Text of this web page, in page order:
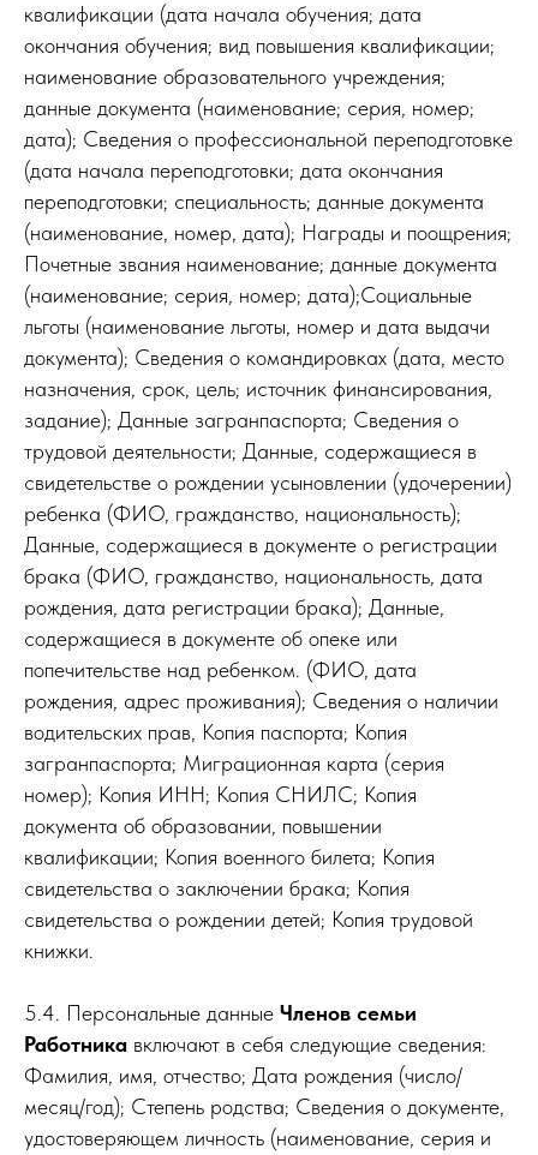
квалификации (дата начала обучения; дата
окончания обучения; вид повышения квалификации;
наименование образовательного учреждения;
данные документа (наименование; серия, номер;
дата); Сведения о профессиональной переподготовке
(дата начала переподготовки; дата окончания
переподготовки; специальность; данные документа
(наименование, номер, дата); Награды и поощрения;
Почетные звания наименование; данные документа
(наименование; серия, номер; дата);Социальные
льготы (наименование льготы, номер и дата выдачи
документа); Сведения о командировках (дата, место
назначения, срок, цель; источник финансирования,
задание); Данные загранпаспорта; Сведения о
трудовой деятельности; Данные, содержащиеся в
свидетельстве о рождении усыновлении (удочерении)
ребенка (ФИО, гражданство, национальность);
Данные, содержащиеся в документе о регистрации
брака (ФИО, гражданство, национальность, дата
рождения, дата регистрации брака); Данные,
содержащиеся в документе об опеке или
попечительстве над ребенком. (ФИО, дата
рождения, адрес проживания); Сведения о наличии
водительских прав, Копия паспорта; Копия
загранпаспорта; Миграционная карта (серия
номер); Копия ИНН; Копия СНИЛС; Копия
документа об образовании, повышении
квалификации; Копия военного билета; Копия
свидетельства о заключении брака; Копия
свидетельства о рождении детей; Копия трудовой
книжки.
5.4. Персональные данные Членов семьи
Работника включают в себя следующие сведения:
Фамилия, имя, отчество; Дата рождения (число/
месяц/год); Степень родства; Сведения о документе,
удостоверяющем личность (наименование, серия и